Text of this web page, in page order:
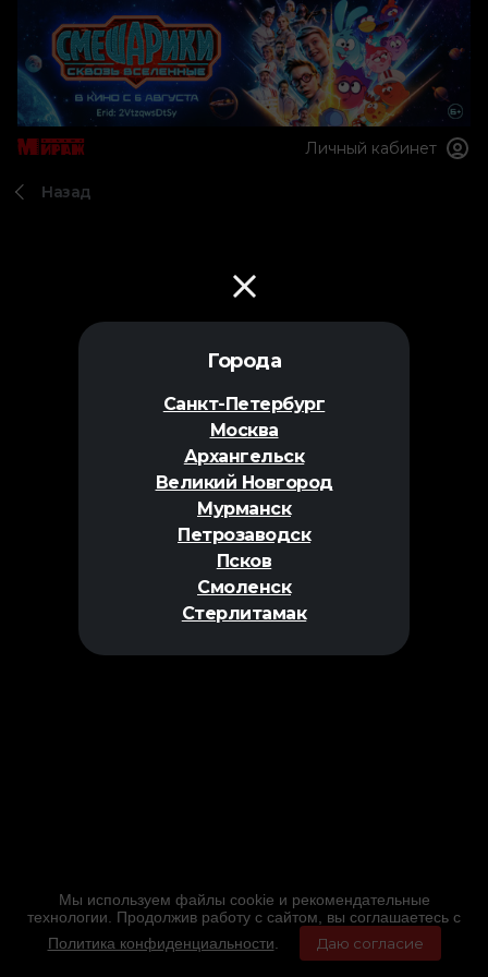
Города
Санкт-Петербург
Москва
Архангельск
Великий Новгород
Мурманск
Петрозаводск
Псков
Смоленск
Стерлитамак
Личный кабинет
Назад
Мы используем файлы cookie и рекомендательные
технологии. Продолжив работу с сайтом, вы соглашаетесь с
Политика конфиденциальности
Даю согласие